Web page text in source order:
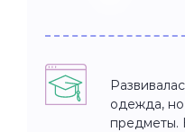
одежда,
предметы.